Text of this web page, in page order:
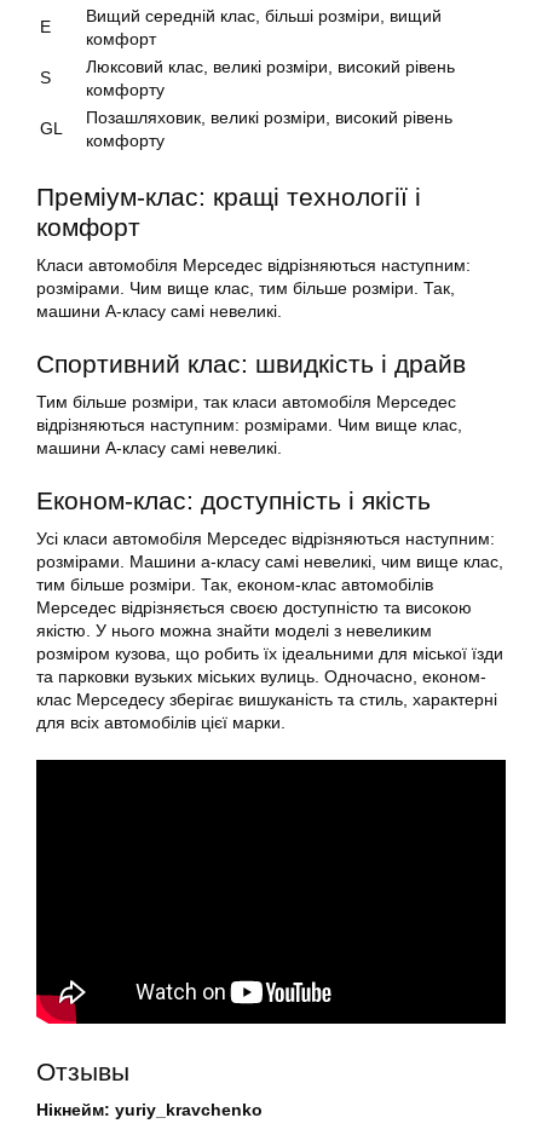
E
Вищий середній клас, більші розміри, вищий
комфорт
S
Люксовий клас, великі розміри, високий рівень
комфорту
GL
Позашляховик, великі розміри, високий рівень
комфорту
Преміум-клас: кращі технології і
комфорт
Класи автомобіля Мерседес відрізняються наступним:
розмірами. Чим вище клас, тим більше розміри. Так,
машини A-класу самі невеликі.
Спортивний клас: швидкість і драйв
Тим більше розміри, так класи автомобіля Мерседес
відрізняються наступним: розмірами. Чим вище клас,
машини А-класу самі невеликі.
Економ-клас: доступність і якість
Усі класи автомобіля Мерседес відрізняються наступним:
розмірами. Машини а-класу самі невеликі, чим вище клас,
тим більше розміри. Так, економ-клас автомобілів
Мерседес відрізняється своєю доступністю та високою
якістю. У нього можна знайти моделі з невеликим
розміром кузова, що робить їх ідеальними для міської їзди
та парковки вузьких міських вулиць. Одночасно, економ-
клас Мерседесу зберігає вишуканість та стиль, характерні
для всіх автомобілів цієї марки.
Отзывы
Нікнейм: yuriy_kravchenko